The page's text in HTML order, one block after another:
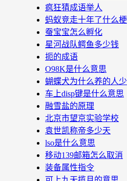
疯狂猜成语举人
蚂蚁竞走十年了什么梗
蚕宝宝怎么孵化
星河战队鳄鱼多少钱
扼的成语
O98K是什么意思
蝴蝶犬为什么养的人少
车上disp键是什么意思
融雪盐的原理
北京市望京实验学校
袁世凯称帝多少天
lso是什么意思
移动139邮箱怎么取消
装备属性指令